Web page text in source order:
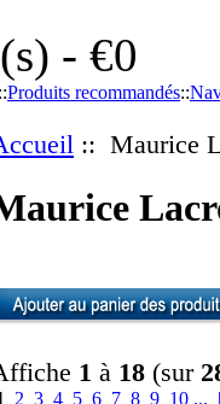
- €0
::Produits recommandés::
:: Maurice
1 à 18 (sur
2 3 4 5 6 7 8 9 10 ...